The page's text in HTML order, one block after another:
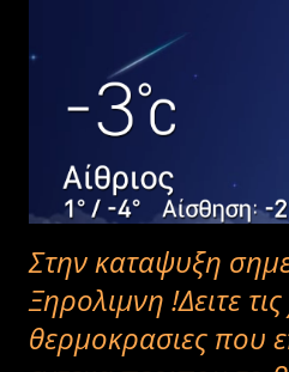
Στην καταψυξη
Ξηρολιμνη !Δειτε
θερμοκρασιες που